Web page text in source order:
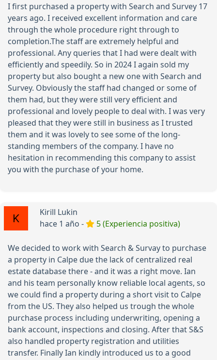
I first purchased a property with Search and Survey 17
years ago. I received excellent information and care
through the whole procedure right through to
completion.The staff are extremely helpful and
professional. Any queries that I had were dealt with
efficiently and speedily. So in 2024 I again sold my
property but also bought a new one with Search and
Survey. Obviously the staff had changed or some of
them had, but they were still very efficient and
professional and lovely people to deal with. I was very
pleased that they were still in business as I trusted
them and it was lovely to see some of the long-
standing members of the company. I have no
hesitation in recommending this company to assist
you with the purchase of your home.
Kirill Lukin
hace 1 año -
5 (Experiencia positiva)
We decided to work with Search & Survay to purchase
a property in Calpe due the lack of centralized real
estate database there - and it was a right move. Ian
and his team personally know reliable local agents, so
we could find a property during a short visit to Calpe
from the US. They also helped us trough the whole
purchase process including underwriting, opening a
bank account, inspections and closing. After that S&S
also handled property registration and utilities
transfer. Finally Ian kindly introduced us to a good